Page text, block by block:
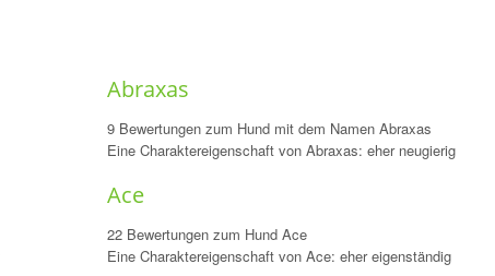
Abraxas
9 Bewertungen zum Hund mit dem Namen Abraxas
Eine Charaktereigenschaft von Abraxas: eher neugierig
Ace
22 Bewertungen zum Hund Ace
Eine Charaktereigenschaft von Ace: eher eigenständig